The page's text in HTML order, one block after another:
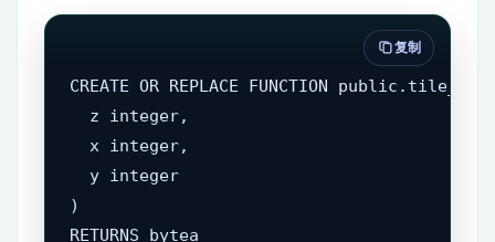
CREATE OR REPLACE FUNCTION
  z integer,
  x integer,
  y integer
)
RETURNS bytea
复制